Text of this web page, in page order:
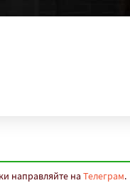
направляйте на Телеграм.